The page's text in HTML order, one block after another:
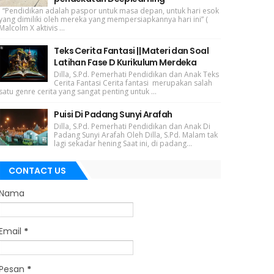
“Pendidikan adalah paspor untuk masa depan, untuk hari esok
dimiliki oleh mereka yang mempersiapkannya hari ini” (
Malcolm X aktivis ...
Teks Cerita Fantasi || Materi dan Soal
Latihan Fase D Kurikulum Merdeka
Dilla, S.Pd. Pemerhati Pendidikan dan Anak Teks
Cerita Fantasi Cerita fantasi merupakan salah
satu genre cerita yang sangat penting untuk ...
Puisi Di Padang Sunyi Arafah
Dilla, S.Pd. Pemerhati Pendidikan dan Anak Di
Padang Sunyi Arafah Oleh Dilla, S.Pd. Malam tak
lagi sekadar hening Saat ini, di padang...
CONTACT US
*
*